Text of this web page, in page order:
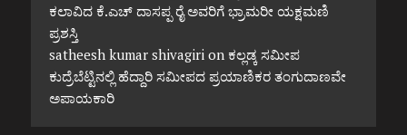
ಕಲಾವಿದ ಕೆ.ಎಚ್ ದಾಸಪ್ಪ ರೈ ಅವರಿಗೆ ಭ್ರಾಮರೀ ಯಕ್ಷಮಣಿ
ಪ್ರಶಸ್ತಿ
satheesh kumar shivagirion ಕಲ್ಲಡ್ಕ ಸಮೀಪ
ಕುದ್ರೆಬೆಟ್ಟಿನಲ್ಲಿ ಹೆದ್ದಾರಿ ಸಮೀಪದ ಪ್ರಯಾಣಿಕರ ತಂಗುದಾಣವೇ
ಅಪಾಯಕಾರಿ